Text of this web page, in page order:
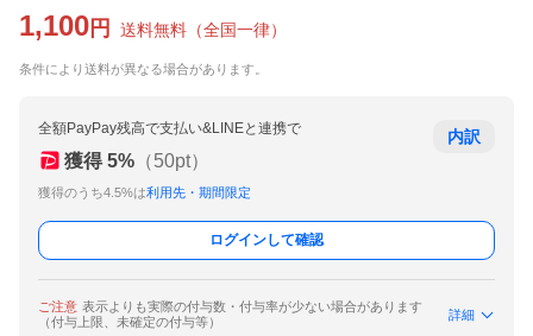
1,100 円 送料無料 （全国一律）
条件により送料が異なる場合があります。
全額PayPay残高で支払い&LINEと連携で
獲得 5% （50pt）
獲得のうち4.5%は利用先・期間限定
内訳
ログインして確認
ご注意 表示よりも実際の付与数・付与率が少ない場合があります
（付与上限、未確定の付与等）
詳細